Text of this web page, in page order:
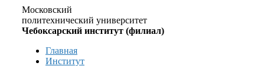
Московский
политехнический университет
Чебоксарский институт (филиал)
Главная
Институт